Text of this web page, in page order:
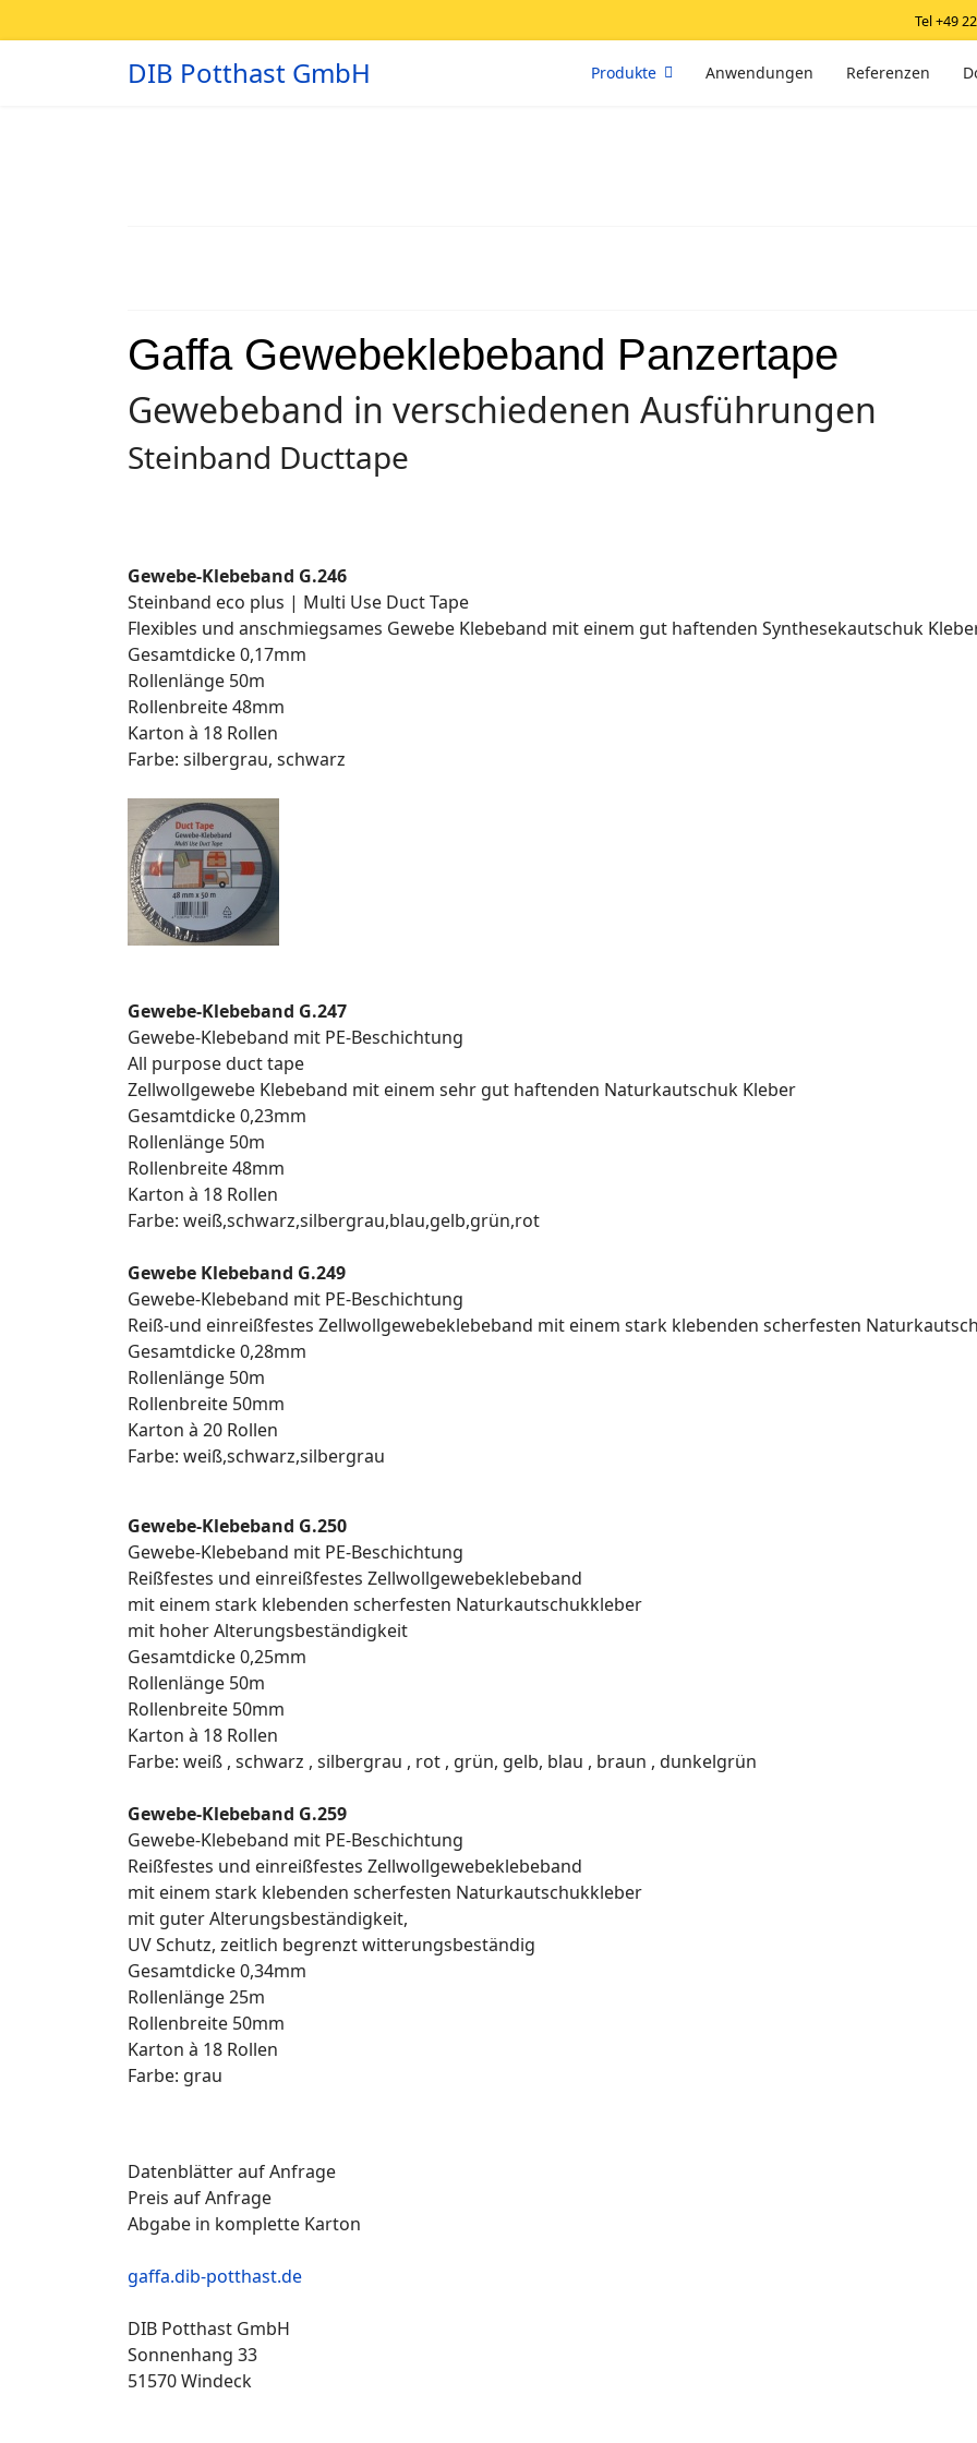
Tel +49
DIB Potthast GmbH Produkte Anwendungen Referenzen
Gaffa Gewebeklebeband Panzertape
Gewebeband in verschiedenen Ausführungen
Steinband Ducttape
Gewebe-Klebeband G.246
Steinband eco plus | Multi Use Duct Tape
Flexibles und anschmiegsames Gewebe Klebeband mit einem gut haftenden Synthesekautschuk
Gesamtdicke 0,17mm
Rollenlänge 50m
Rollenbreite 48mm
Karton à 18 Rollen
Farbe: silbergrau, schwarz
Gewebe-Klebeband G.247
Gewebe-Klebeband mit PE-Beschichtung
All purpose duct tape
Zellwollgewebe Klebeband mit einem sehr gut haftenden Naturkautschuk Kleber
Gesamtdicke 0,23mm
Rollenlänge 50m
Rollenbreite 48mm
Karton à 18 Rollen
Farbe: weiß,schwarz,silbergrau,blau,gelb,grün,rot
Gewebe Klebeband G.249
Gewebe-Klebeband mit PE-Beschichtung
Reiß-und einreißfestes Zellwollgewebeklebeband mit einem stark klebenden scherfesten
Gesamtdicke 0,28mm
Rollenlänge 50m
Rollenbreite 50mm
Karton à 20 Rollen
Farbe: weiß,schwarz,silbergrau
Gewebe-Klebeband G.250
Gewebe-Klebeband mit PE-Beschichtung
Reißfestes und einreißfestes Zellwollgewebeklebeband
mit einem stark klebenden scherfesten Naturkautschukkleber
mit hoher Alterungsbeständigkeit
Gesamtdicke 0,25mm
Rollenlänge 50m
Rollenbreite 50mm
Karton à 18 Rollen
Farbe: weiß , schwarz , silbergrau , rot , grün, gelb, blau , braun , dunkelgrün
Gewebe-Klebeband G.259
Gewebe-Klebeband mit PE-Beschichtung
Reißfestes und einreißfestes Zellwollgewebeklebeband
mit einem stark klebenden scherfesten Naturkautschukkleber
mit guter Alterungsbeständigkeit,
UV Schutz, zeitlich begrenzt witterungsbeständig
Gesamtdicke 0,34mm
Rollenlänge 25m
Rollenbreite 50mm
Karton à 18 Rollen
Farbe: grau
Datenblätter auf Anfrage
Preis auf Anfrage
Abgabe in komplette Karton
gaffa.dib-potthast.de
DIB Potthast GmbH
Sonnenhang 33
51570 Windeck